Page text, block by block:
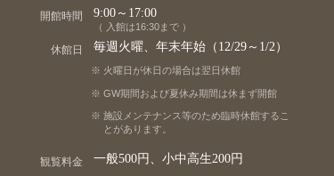
開館時間 9:00～17:00
（ 入館は16:30まで ）
休館日 毎週火曜、年末年始（12/29～1/2）
火曜日が休日の場合は翌日休館
GW期間および夏休み期間は休まず開館
施設メンテナンス等のため臨時休館するこ
とがあります。
観覧料金 一般500円、小中高生200円